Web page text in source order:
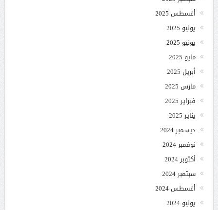
أغسطس 2025
يوليو 2025
يونيو 2025
مايو 2025
أبريل 2025
مارس 2025
فبراير 2025
يناير 2025
ديسمبر 2024
نوفمبر 2024
أكتوبر 2024
سبتمبر 2024
أغسطس 2024
يوليو 2024